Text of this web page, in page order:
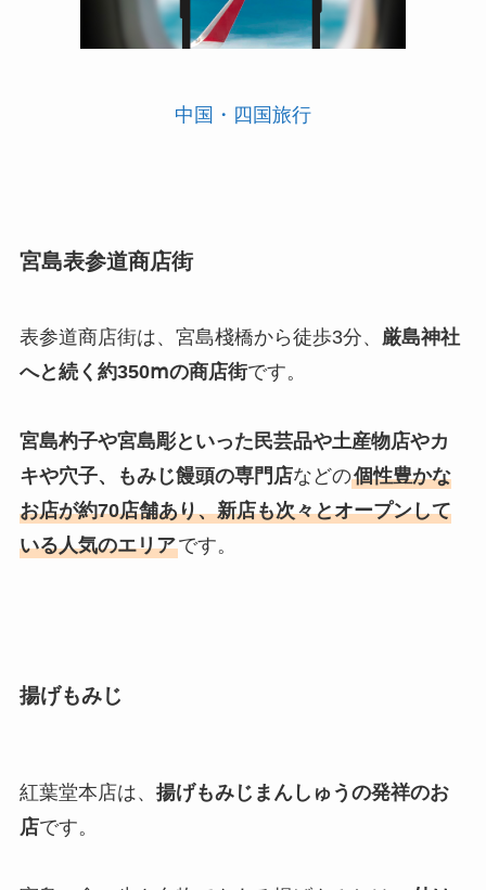
中国・四国旅行
宮島表参道商店街
表参道商店街は、宮島棧橋から徒歩3分、 厳島神社
へと続く約350ⅿの商店街です。
宮島杓子や宮島彫といった民芸品や土産物店やカ
キや穴子、もみじ饅頭の専門店などの個性豊かな
お店が約70店舗あり、新店も次々とオープンして
いる人気のエリアです。
揚げもみじ
紅葉堂本店は、 揚げもみじまんしゅうの発祥のお
店です。